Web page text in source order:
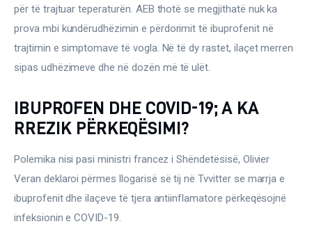
për të trajtuar teperaturën. AEB thotë se megjithatë nuk ka
prova mbi kundërudhëzimin e përdorimit të ibuprofenit në
trajtimin e simptomave të vogla. Në të dy rastet, ilaçet merren
sipas udhëzimeve dhe në dozën më të ulët.
IBUPROFEN DHE COVID-19; A KA
RREZIK PËRKEQËSIMI?
Polemika nisi pasi ministri francez i Shëndetësisë, Olivier
Veran deklaroi përmes llogarisë së tij në Tvvitter se marrja e
ibuprofenit dhe ilaçeve të tjera antiinflamatore përkeqësojnë
infeksionin e COVID-19.